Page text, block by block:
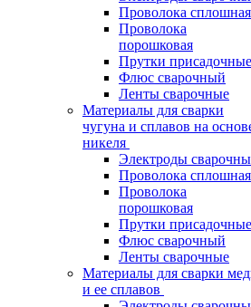
Проволока сплошная
Проволока
порошковая
Прутки присадочные
Флюс сварочный
Ленты сварочные
Материалы для сварки
чугуна и сплавов на
никеля
Электроды
Проволока сплошная
Проволока
порошковая
Прутки присадочные
Флюс сварочный
Ленты сварочные
Материалы для сварки
и ее сплавов